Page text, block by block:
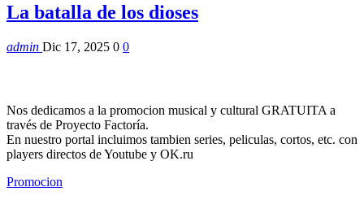
La batalla de los dioses
admin Dic 17, 2025 0 0
Nos dedicamos a la promocion musical y cultural GRATUITA a
través de Proyecto Factoría.
En nuestro portal incluimos tambien series, peliculas, cortos, etc. con
players directos de Youtube y OK.ru
Promocion